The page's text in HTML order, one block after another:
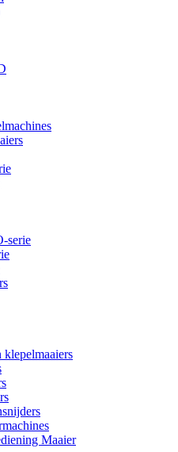
serie
klepelmaaiers
Maaier